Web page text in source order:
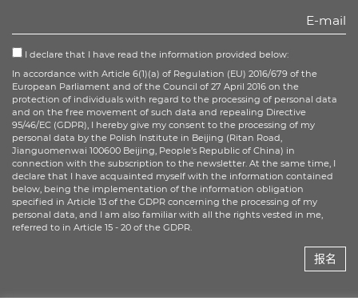
I declare that I have read the information provided below:
In accordance with Article 6(1)(a) of Regulation (EU) 2016/679 of the
European Parliament and of the Council of 27 April 2016 on the
protection of individuals with regard to the processing of personal data
and on the free movement of such data and repealing Directive
95/46/EC (GDPR), I hereby give my consent to the processing of my
personal data by the Polish Institute in Beijing (Ritan Road,
Jianguomenwai 100600 Beijing, People’s Republic of China) in
connection with the subscription to the newsletter. At the same time, I
declare that I have acquainted myself with the information contained
below, being the implementation of the information obligation
specified in Article 13 of the GDPR concerning the processing of my
personal data, and I am also familiar with all the rights vested in me,
referred to in Article 15 - 20 of the GDPR.
报名